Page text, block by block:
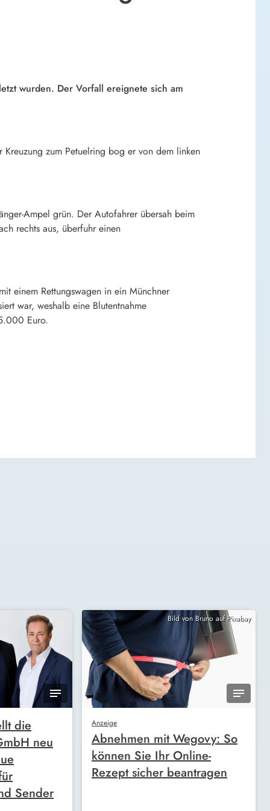
wurden. Der Vorfall ereignete sich am
zum Petuelring bog er von dem linken
Ampel grün. Der Autofahrer übersah beim
rechts aus, überfuhr einen
einem Rettungswagen in ein Münchner
war, weshalb eine Blutentnahme
Euro.
die
neu
Sender
Bild von Bruno auf Pixabay
Anzeige
Abnehmen mit Wegovy: So
können Sie Ihr Online-
Rezept sicher beantragen